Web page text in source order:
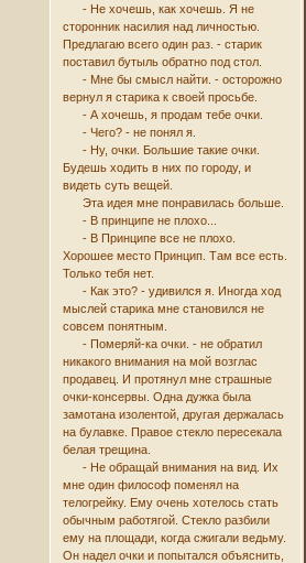
- Не хочешь, как хочешь. Я не
сторонник насилия над личностью.
Предлагаю всего один раз. - старик
поставил бутыль обратно под стол.
- Мне бы смысл найти. - осторожно
вернул я старика к своей просьбе.
- А хочешь, я продам тебе очки.
- Чего? - не понял я.
- Ну, очки. Большие такие очки.
Будешь ходить в них по городу, и
видеть суть вещей.
Эта идея мне понравилась больше.
- В принципе не плохо...
- В Принципе все не плохо.
Хорошее место Принцип. Там все есть.
Только тебя нет.
- Как это? - удивился я. Иногда ход
мыслей старика мне становился не
совсем понятным.
- Померяй-ка очки. - не обратил
никакого внимания на мой возглас
продавец. И протянул мне страшные
очки-консервы. Одна дужка была
замотана изолентой, другая держалась
на булавке. Правое стекло пересекала
белая трещина.
- Не обращай внимания на вид. Их
мне один философ поменял на
телогрейку. Ему очень хотелось стать
обычным работягой. Стекло разбили
ему на площади, когда сжигали ведьму.
Он надел очки и попытался объяснить,